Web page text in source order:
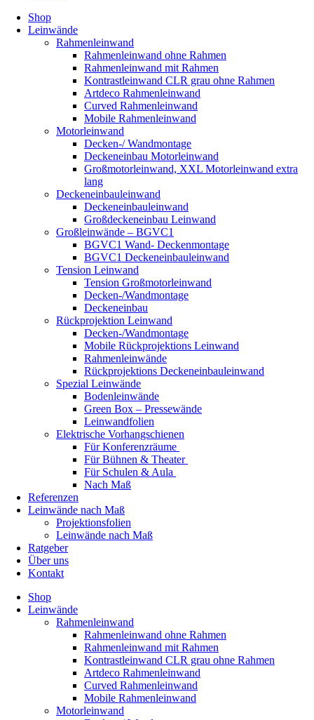
Shop
Leinwände
Rahmenleinwand
Rahmenleinwand ohne Rahmen
Rahmenleinwand mit Rahmen
Kontrastleinwand CLR grau ohne Rahmen
Artdeco Rahmenleinwand
Curved Rahmenleinwand
Mobile Rahmenleinwand
Motorleinwand
Decken-/ Wandmontage
Deckeneinbau Motorleinwand
Großmotorleinwand, XXL Motorleinwand extra
lang
Deckeneinbauleinwand
Deckeneinbauleinwand
Großdeckeneinbau Leinwand
Großleinwände – BGVC1
BGVC1 Wand- Deckenmontage
BGVC1 Deckeneinbauleinwand
Tension Leinwand
Tension Großmotorleinwand
Decken-/Wandmontage
Deckeneinbau
Rückprojektion Leinwand
Decken-/Wandmontage
Mobile Rückprojektions Leinwand
Rahmenleinwände
Rückprojektions Deckeneinbauleinwand
Spezial Leinwände
Bodenleinwände
Green Box – Pressewände
Leinwandfolien
Elektrische Vorhangschienen
Für Konferenzräume
Für Bühnen & Theater
Für Schulen & Aula
Nach Maß
Referenzen
Leinwände nach Maß
Projektionsfolien
Leinwände nach Maß
Ratgeber
Über uns
Kontakt
Shop
Leinwände
Rahmenleinwand
Rahmenleinwand ohne Rahmen
Rahmenleinwand mit Rahmen
Kontrastleinwand CLR grau ohne Rahmen
Artdeco Rahmenleinwand
Curved Rahmenleinwand
Mobile Rahmenleinwand
Motorleinwand